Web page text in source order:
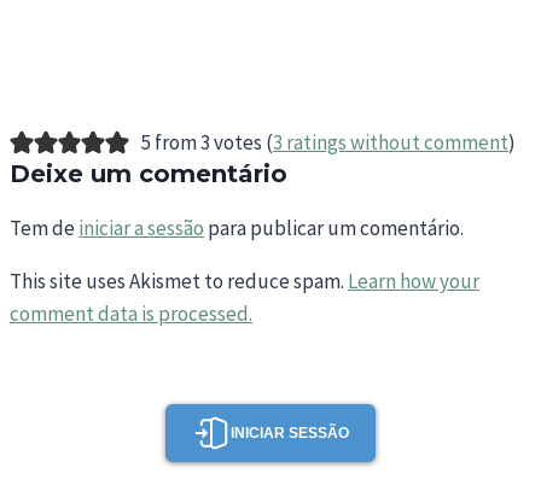
5 from 3 votes (3 ratings without comment)
Deixe um comentário
Tem deiniciar a sessão para publicar um comentário.
This site uses Akismet to reduce spam. Learn how your
comment data is processed.
INICIAR SESSÃO